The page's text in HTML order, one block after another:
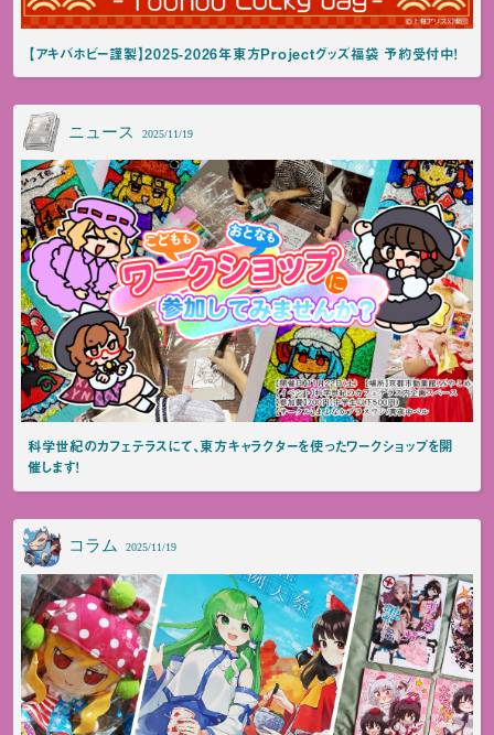
【アキバホビー謹製】2025-2026年東方Projectグッズ福袋 予約受付中！
ニュース 2025/11/19
科学世紀のカフェテラスにて、東方キャラクターを使ったワークショップを開
催します！
コラム 2025/11/19